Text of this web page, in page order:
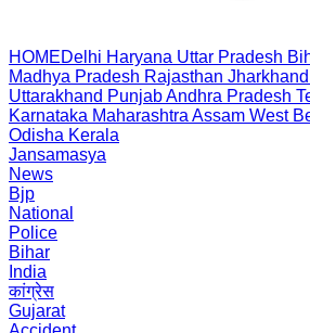
HOMEDelhi Haryana Uttar Pradesh
Madhya Pradesh Rajasthan Jharkhand
Uttarakhand PunjabAndhra Pradesh
Karnataka Maharashtra Assam West
Odisha Kerala
Jansamasya
News
Bjp
National
Police
Bihar
India
कांग्रेस
Gujarat